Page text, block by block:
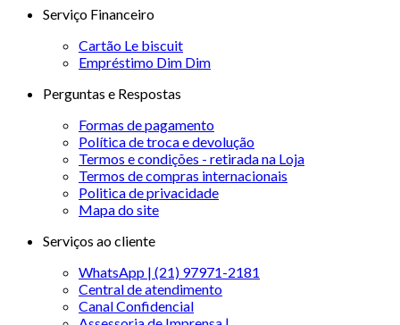
Serviço Financeiro
Cartão Le biscuit
Empréstimo Dim Dim
Perguntas e Respostas
Formas de pagamento
Política de troca e devolução
Termos e condições - retirada na Loja
Termos de compras internacionais
Politica de privacidade
Mapa do site
Serviços ao cliente
WhatsApp | (21) 97971-2181
Central de atendimento
Canal Confidencial